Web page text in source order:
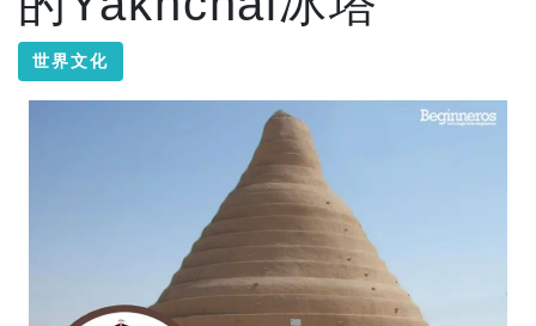
世界文化